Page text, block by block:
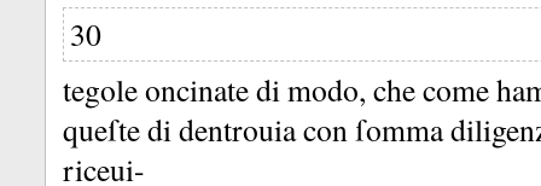
30
tegole oncinate di modo, che come
queſte di dentrouia con ſomma
riceui-